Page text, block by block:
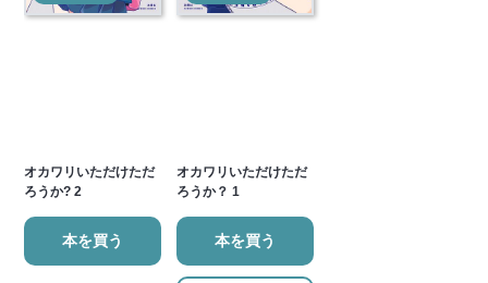
オカワリいただけただ
ろうか? 2
本を買う
オカワリいただけただ
ろうか？ 1
本を買う